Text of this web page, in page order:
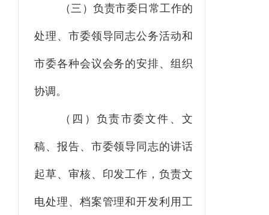
（三）负责市委日常工作的
处理、市委领导同志公务活动和
市委各种会议会务的安排、组织
协调。
（四）负责市委文件、文
稿、报告、市委领导同志的讲话
起草、审核、印发工作，负责文
电处理、档案管理和开发利用工